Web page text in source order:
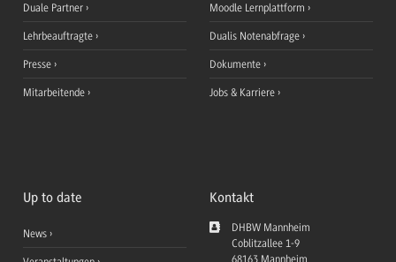
Duale Partner
Lehrbeauftragte
Presse
Mitarbeitende
Moodle Lernplattform
Dualis Notenabfrage
Dokumente
Jobs & Karriere
Up to date
News
Kontakt
DHBW Mannheim
Coblitzallee 1-9
68163 Mannheim